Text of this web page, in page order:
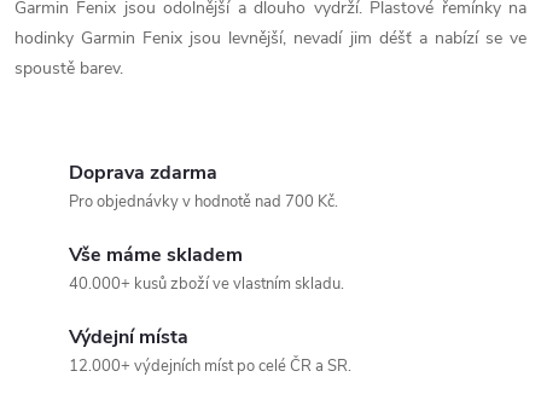
á
d
Garmin Fenix jsou odolnější a dlouho vydrží. Plastové řemínky na
hodinky Garmin Fenix jsou levnější, nevadí jim déšť a nabízí se ve
spoustě barev.
Doprava zdarma
Pro objednávky v hodnotě nad 700 Kč.
Vše máme skladem
40.000+ kusů zboží ve vlastním skladu.
Výdejní místa
12.000+ výdejních míst po celé ČR a SR.